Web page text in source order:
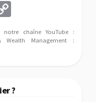
o
p
n
notre chaîne YouTube :
Wealth Management :
?